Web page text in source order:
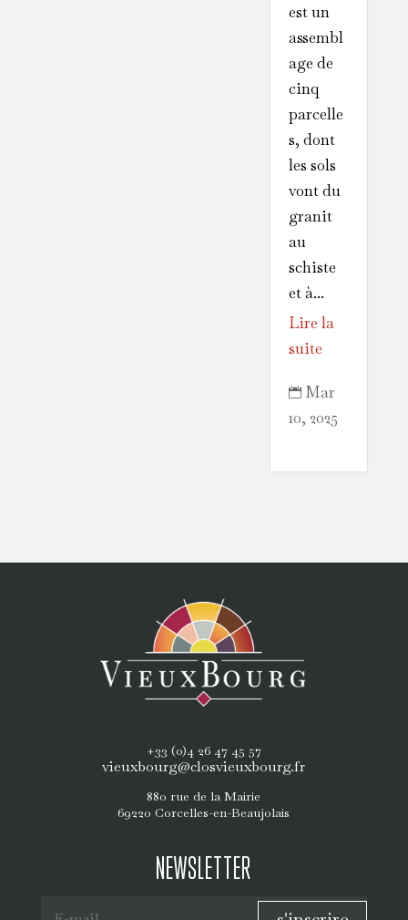
est un
assembl
age de
cinq
parcelle
s, dont
les sols
vont du
granit
au
schiste
et à...
Lire la
suite
 Mar
10, 2025
+33 (0)4 26 47 45 57
vieuxbourg@closvieuxbourg.fr
880 rue de la Mairie
69220 Corcelles-en-Beaujolais
NEWSLETTER